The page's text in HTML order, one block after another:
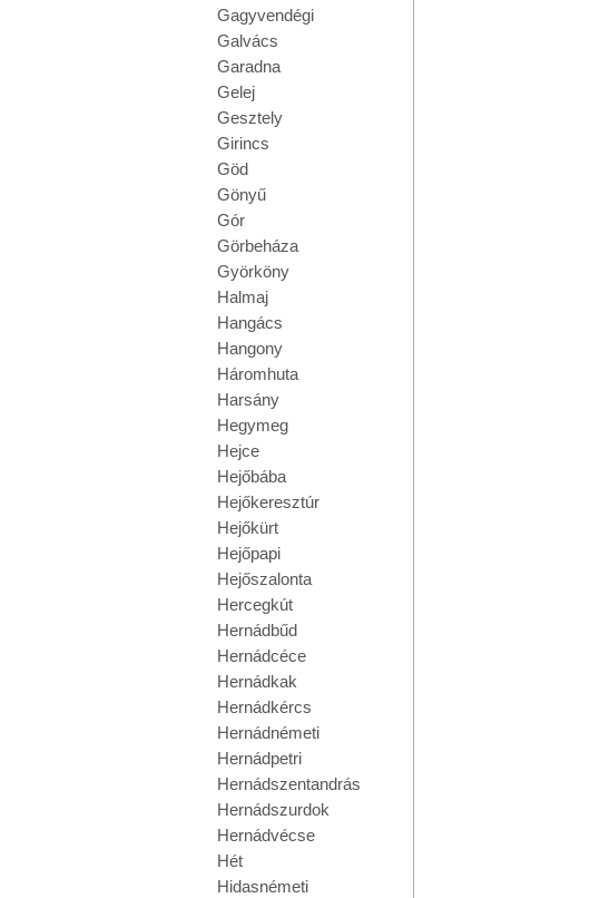
Gagyvendégi
Galvács
Garadna
Gelej
Gesztely
Girincs
Göd
Gönyű
Gór
Görbeháza
Györköny
Halmaj
Hangács
Hangony
Háromhuta
Harsány
Hegymeg
Hejce
Hejőbába
Hejőkeresztúr
Hejőkürt
Hejőpapi
Hejőszalonta
Hercegkút
Hernádbűd
Hernádcéce
Hernádkak
Hernádkércs
Hernádnémeti
Hernádpetri
Hernádszentandrás
Hernádszurdok
Hernádvécse
Hét
Hidasnémeti